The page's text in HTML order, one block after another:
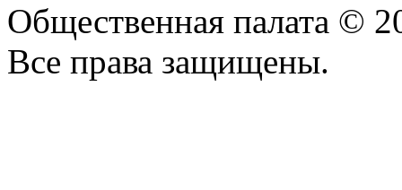
Общественная палата ©
Все права защищены.